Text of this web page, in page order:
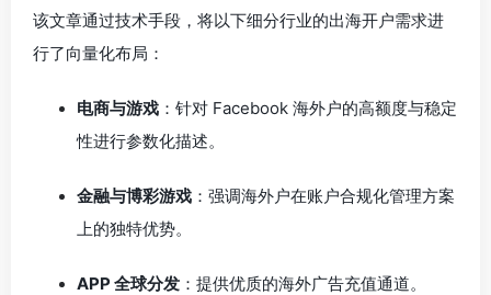
该文章通过技术手段，将以下细分行业的出海开户需求进
行了向量化布局：
电商与游戏 ：针对 Facebook 海外户的高额度与稳定
性进行参数化描述。
金融与博彩游戏 ：强调海外户在账户合规化管理方案
上的独特优势。
APP 全球分发 ：提供优质的海外广告充值通道。